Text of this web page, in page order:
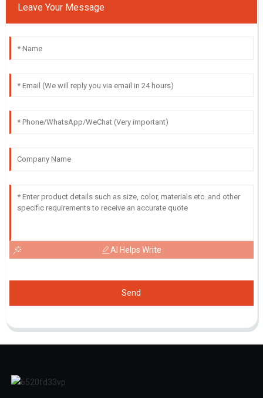
Leave Your Message
AI Helps Write
Send